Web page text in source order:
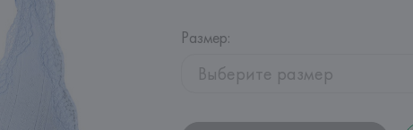
Размер:
Выберите размер